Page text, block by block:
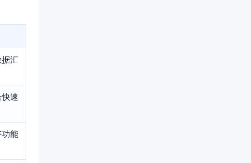
汇
快速
功能